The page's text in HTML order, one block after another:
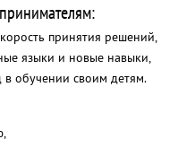
принятия решений,
языки и новые навыки,
в обучении своим детям.